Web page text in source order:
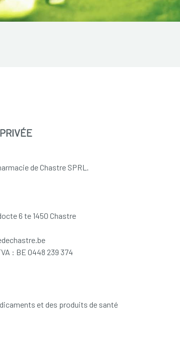
de Chastre SPRL.
6 te 1450 Chastre
: BE 0448 239 374
et des produits de santé